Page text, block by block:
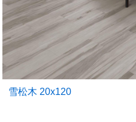
雪松木 20x120